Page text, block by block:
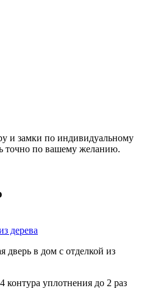
и замки по индивидуальному
точно по вашему желанию.
дерева
дверь в дом с отделкой из
4 контура уплотнения до 2 раз